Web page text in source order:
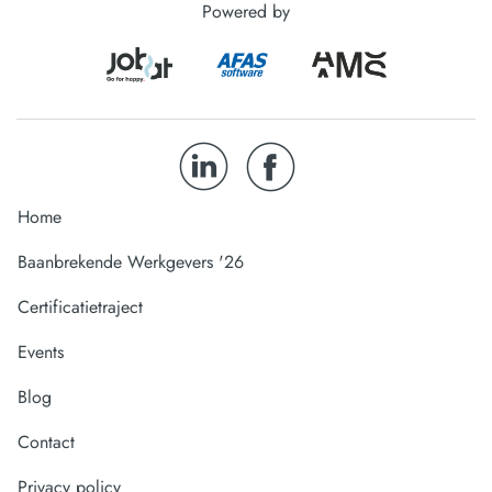
Powered by
Home
Baanbrekende Werkgevers '26
Certificatietraject
Events
Blog
Contact